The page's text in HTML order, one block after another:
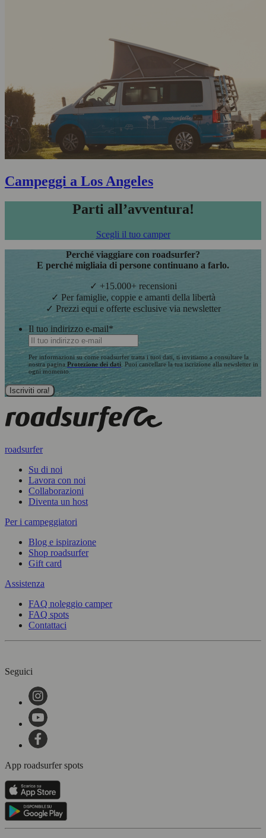
Campeggi a Los Angeles
Parti all’avventura!
Scegli il tuo camper
Perché viaggiare con roadsurfer?
E perché migliaia di persone continuano a farlo.
✓ +15.000+ recensioni
✓ Per famiglie, coppie e amanti della libertà
✓ Prezzi equi e offerte esclusive via newsletter
Il tuo indirizzo e-mail*
Per informazioni su come roadsurfer tratta i tuoi dati, ti invitiamo a consultare la
nostra pagina Protezione dei dati . Puoi cancellare la tua iscrizione alla newsletter in
ogni momento.
roadsurfer
Su di noi
Lavora con noi
Collaborazioni
Diventa un host
Per i campeggiatori
Blog e ispirazione
Shop roadsurfer
Gift card
Assistenza
FAQ noleggio camper
FAQ spots
Contattaci
Seguici
App roadsurfer spots